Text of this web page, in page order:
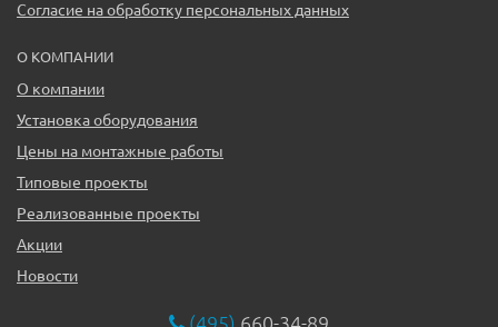
Согласие на обработку персональных данных
О КОМПАНИИ
О компании
Установка оборудования
Цены на монтажные работы
Типовые проекты
Реализованные проекты
Акции
Новости